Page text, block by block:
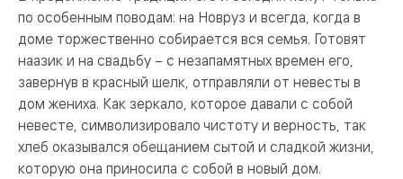
по особенным поводам: на Новруз и всегда, когда в
доме торжественно собирается вся семья. Готовят
наазик и на свадьбу – с незапамятных времен его,
завернув в красный шелк, отправляли от невесты в
дом жениха. Как зеркало, которое давали с собой
невесте, символизировало чистоту и верность, так
хлеб оказывался обещанием сытой и сладкой жизни,
которую она приносила с собой в новый дом.